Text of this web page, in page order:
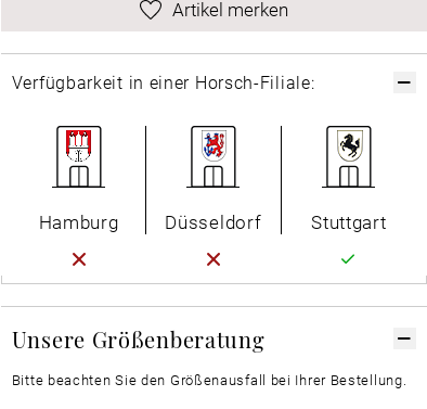
Artikel merken
Verfügbarkeit in einer Horsch-Filiale:
Hamburg Düsseldorf Stuttgart
Unsere Größenberatung
Bitte beachten Sie den Größenausfall bei Ihrer Bestellung.